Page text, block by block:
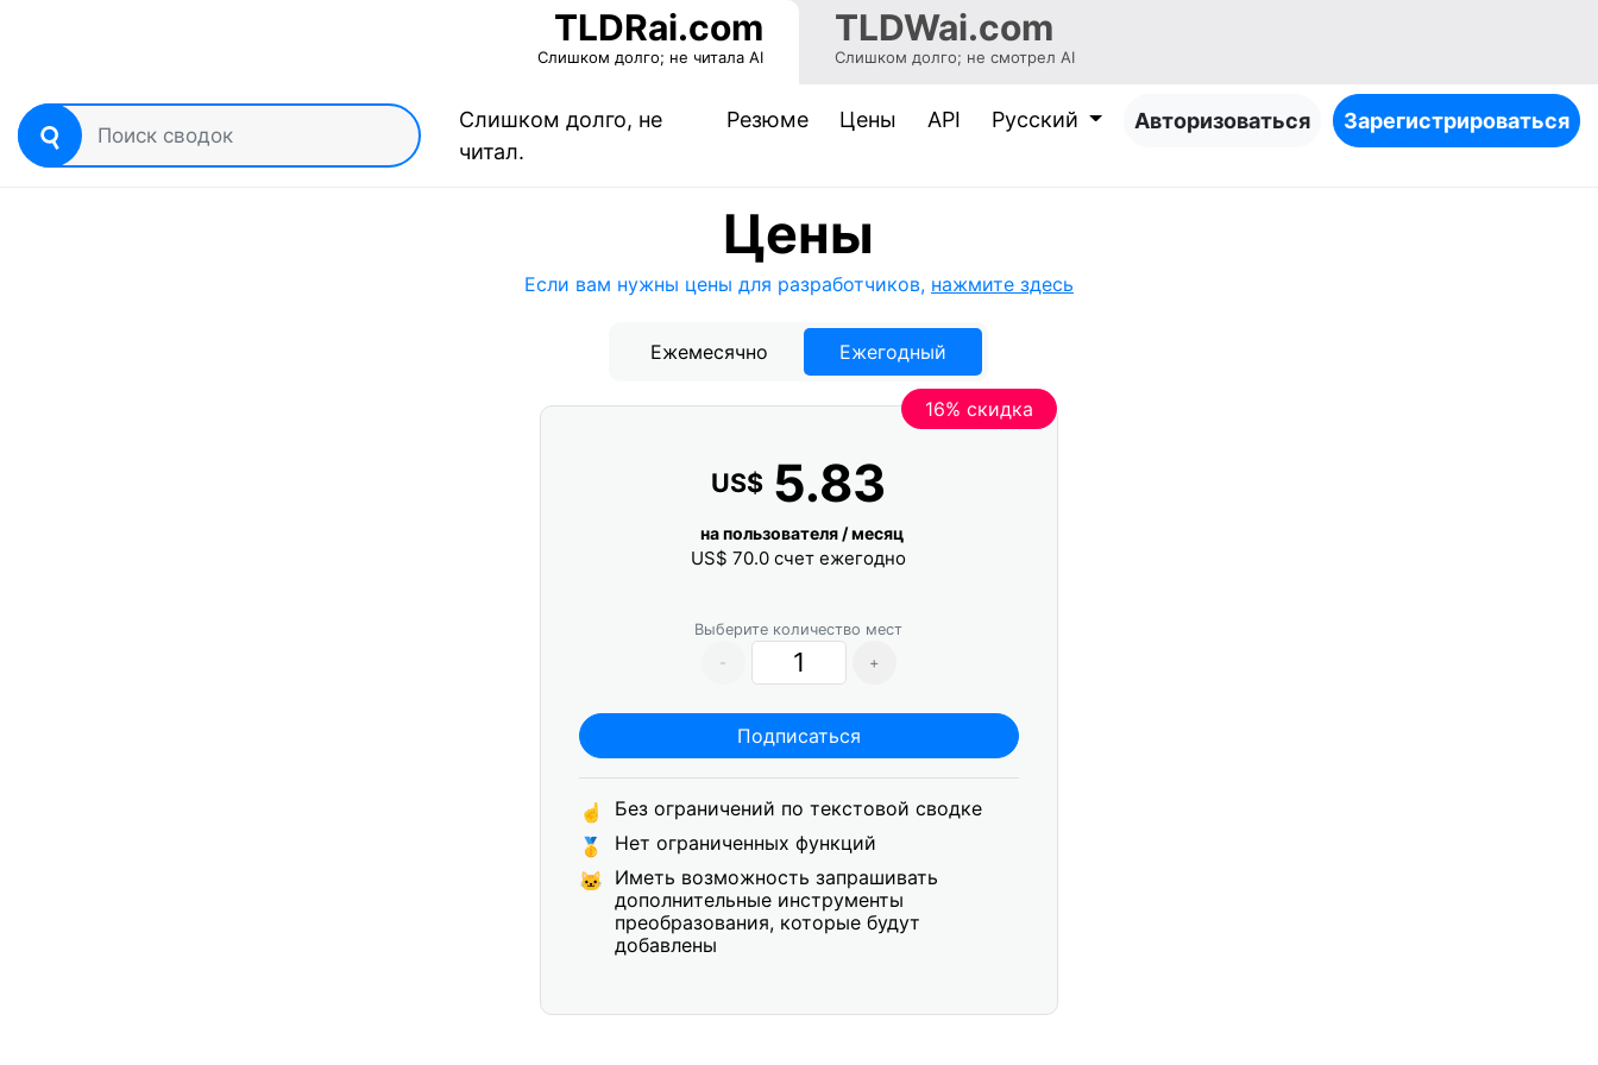
TLDRai.com
Слишком долго; не читала AI
TLDWai.com
Слишком долго; не смотрел AI
Слишком долго, не
читал.
Резюме Цены API Pусский Авторизоваться Зарегистрироваться
Цены
Если вам нужны цены для разработчиков, нажмите здесь
Ежемесячно Ежегодный
16% скидка
US$ 5.83
на пользователя / месяц
US$70.0 счет ежегодно
Выберите количество мест
-
+
Подписаться
☝
Без ограничений по текстовой сводке
🥇
Нет ограниченных функций
🐱 Иметь возможность запрашивать
дополнительные инструменты
преобразования, которые будут
добавлены